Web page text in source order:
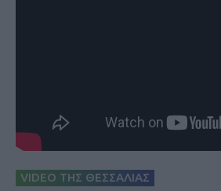
VIDEO ΤΗΣ ΘΕΣΣΑΛΙΑΣ